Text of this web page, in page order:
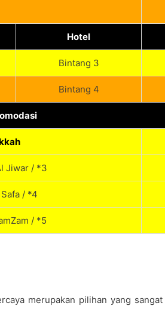
Hotel
Bintang 3
Bintang 4
Jiwar / *3
/ *4
/ *5
merupakan pilihan yang